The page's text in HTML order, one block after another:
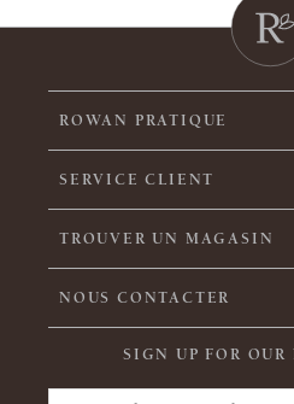
ROWAN PRATIQUE
SERVICE CLIENT
TROUVER UN MAGASIN
NOUS CONTACTER
SIGN UP FOR OUR